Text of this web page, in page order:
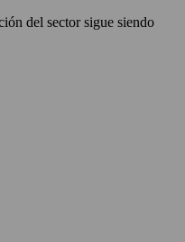
del sector sigue siendo